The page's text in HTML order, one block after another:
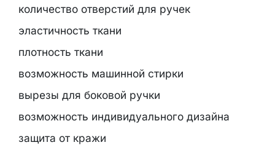
количество отверстий для ручек
эластичность ткани
плотность ткани
возможность машинной стирки
вырезы для боковой ручки
возможность индивидуального дизайна
защита от кражи